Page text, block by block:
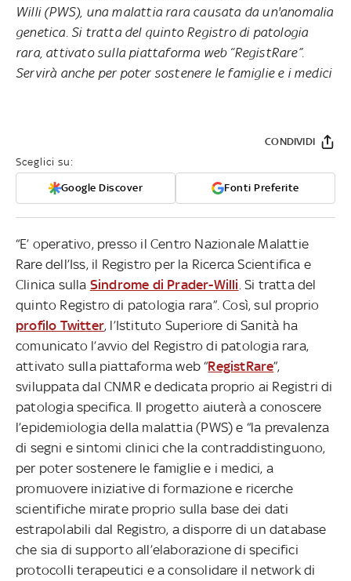
Willi (PWS), una malattia rara causata da un'anomalia
genetica. Si tratta del quinto Registro di patologia
rara, attivato sulla piattaforma web “RegistRare”.
Servirà anche per poter sostenere le famiglie e i medici
Sceglici su:
Google Discover Fonti Preferite
CONDIVIDI
“E’ operativo, presso il Centro Nazionale Malattie
Rare dell’Iss, il Registro per la Ricerca Scientifica e
Clinica sulla Sindrome di Prader-Willi . Si tratta del
quinto Registro di patologia rara”. Così, sul proprio
profilo Twitter, l’Istituto Superiore di Sanità ha
comunicato l’avvio del Registro di patologia rara,
attivato sulla piattaforma web “RegistRare”,
sviluppata dal CNMR e dedicata proprio ai Registri di
patologia specifica. Il progetto aiuterà a conoscere
l’epidemiologia della malattia (PWS) e “la prevalenza
di segni e sintomi clinici che la contraddistinguono,
per poter sostenere le famiglie e i medici, a
promuovere iniziative di formazione e ricerche
scientifiche mirate proprio sulla base dei dati
estrapolabili dal Registro, a disporre di un database
che sia di supporto all’elaborazione di specifici
protocolli terapeutici e a consolidare il network di